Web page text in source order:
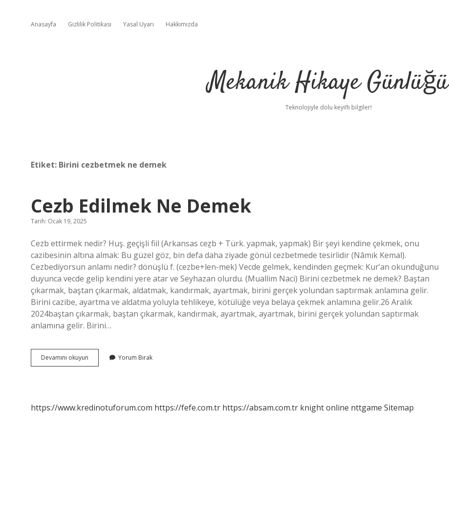
Anasayfa Gizlilik Politikası Yasal Uyarı Hakkımızda
Mekanik Hikaye Günlüğü
Teknolojiyle dolu keyifli bilgiler!
Etiket: Birini cezbetmek ne demek
Cezb Edilmek Ne Demek
Tarih: Ocak 19, 2025
Cezb ettirmek nedir? Huş. geçişli fiil (Arkansas ceẕb + Türk. yapmak, yapmak) Bir şeyi kendine çekmek, onu
cazibesinin altına almak: Bu güzel göz, bin defa daha ziyade gönül cezbetmede tesirlidir (Nâmık Kemal).
Cezbediyorsun anlamı nedir? dönüşlü f. (cezbe+len-mek) Vecde gelmek, kendinden geçmek: Kur’an okunduğunu
duyunca vecde gelip kendini yere atar ve Seyhazan olurdu. (Muallim Naci) Birini cezbetmek ne demek? Baştan
çıkarmak, baştan çıkarmak, aldatmak, kandırmak, ayartmak, birini gerçek yolundan saptırmak anlamına gelir.
Birini cazibe, ayartma ve aldatma yoluyla tehlikeye, kötülüğe veya belaya çekmek anlamına gelir.26 Aralık
2024baştan çıkarmak, baştan çıkarmak, kandırmak, ayartmak, ayartmak, birini gerçek yolundan saptırmak
anlamına gelir. Birini…
Devamını okuyun
Edilmek
Yorum Bırak
https://www.kredinotuforum.com https://fefe.com.tr https://absam.com.tr knight online nttgame Sitemap